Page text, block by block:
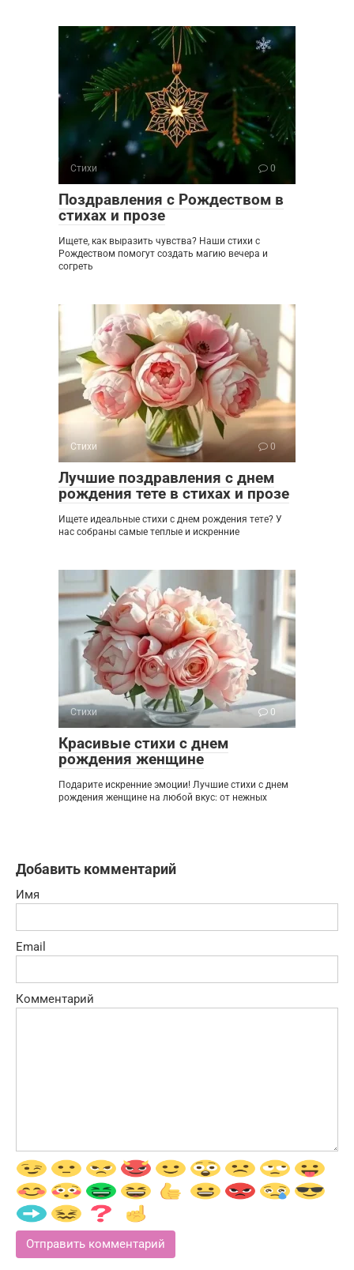
Стихи 0
Поздравления с Рождеством в
стихах и прозе
Ищете, как выразить чувства? Наши стихи с
Рождеством помогут создать магию вечера и
согреть
Стихи 0
Лучшие поздравления с днем
рождения тете в стихах и прозе
Ищете идеальные стихи с днем рождения тете? У
нас собраны самые теплые и искренние
Стихи 0
Красивые стихи с днем
рождения женщине
Подарите искренние эмоции! Лучшие стихи с днем
рождения женщине на любой вкус: от нежных
Добавить комментарий
Имя
Email
Комментарий